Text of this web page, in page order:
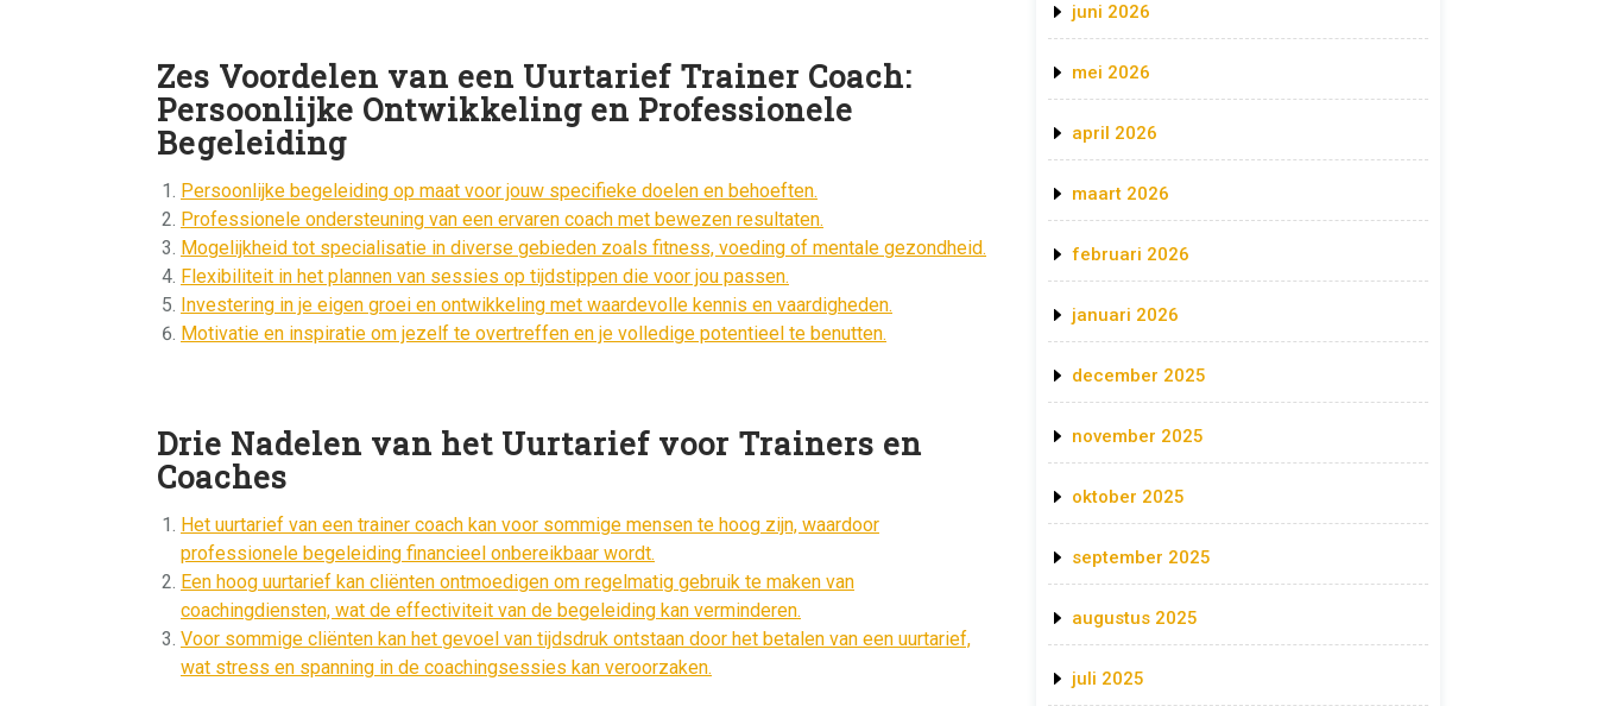
Zes Voordelen van een Uurtarief Trainer Coach:
Persoonlijke Ontwikkeling en Professionele
Begeleiding
Persoonlijke begeleiding op maat voor jouw specifieke doelen en behoeften.
Professionele ondersteuning van een ervaren coach met bewezen resultaten.
Mogelijkheid tot specialisatie in diverse gebieden zoals fitness, voeding of mentale gezondheid.
Flexibiliteit in het plannen van sessies op tijdstippen die voor jou passen.
Investering in je eigen groei en ontwikkeling met waardevolle kennis en vaardigheden.
Motivatie en inspiratie om jezelf te overtreffen en je volledige potentieel te benutten.
Drie Nadelen van het Uurtarief voor Trainers en
Coaches
Het uurtarief van een trainer coach kan voor sommige mensen te hoog zijn, waardoor
professionele begeleiding financieel onbereikbaar wordt.
Een hoog uurtarief kan cliënten ontmoedigen om regelmatig gebruik te maken van
coachingdiensten, wat de effectiviteit van de begeleiding kan verminderen.
Voor sommige cliënten kan het gevoel van tijdsdruk ontstaan door het betalen van een uurtarief,
wat stress en spanning in de coachingsessies kan veroorzaken.
juni 2026
mei 2026
april 2026
maart 2026
februari 2026
januari 2026
december 2025
november 2025
oktober 2025
september 2025
augustus 2025
juli 2025